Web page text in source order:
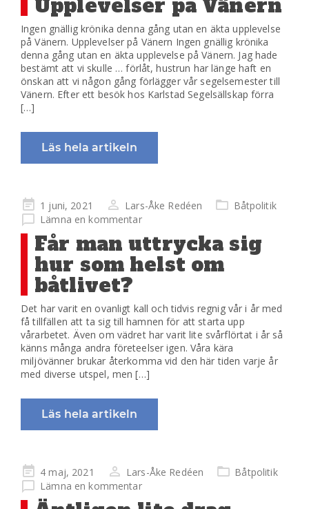
Upplevelser på Vänern
Ingen gnällig krönika denna gång utan en äkta upplevelse
på Vänern. Upplevelser på Vänern Ingen gnällig krönika
denna gång utan en äkta upplevelse på Vänern. Jag hade
bestämt att vi skulle … förlåt, hustrun har länge haft en
önskan att vi någon gång förlägger vår segelsemester till
Vänern. Efter ett besök hos Karlstad Segelsällskap förra
[…]
Läs hela artikeln
Publicerad
på
1 juni, 2021 Lars-Åke Redéen
Båtpolitik
Lämna en kommentar
Får man uttrycka sig
hur som helst om
båtlivet?
Det har varit en ovanligt kall och tidvis regnig vår i år med
få tillfällen att ta sig till hamnen för att starta upp
vårarbetet. Även om vädret har varit lite svårflörtat i år så
känns många andra företeelser igen. Våra kära
miljövänner brukar återkomma vid den här tiden varje år
med diverse utspel, men […]
Läs hela artikeln
Publicerad
på
4 maj, 2021 Lars-Åke Redéen
Båtpolitik
Lämna en kommentar